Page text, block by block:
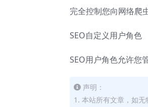
完全控制您向网络爬
SEO自定义用户角色
SEO用户角色允许您
声明：
1. 本站所有文章，如